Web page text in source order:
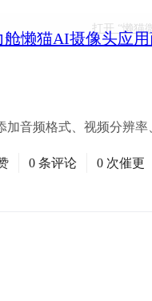
舱懒猫AI摄像头应
打开 “懒猫
音频格式、视频分辨
0 条评论 0 次催更